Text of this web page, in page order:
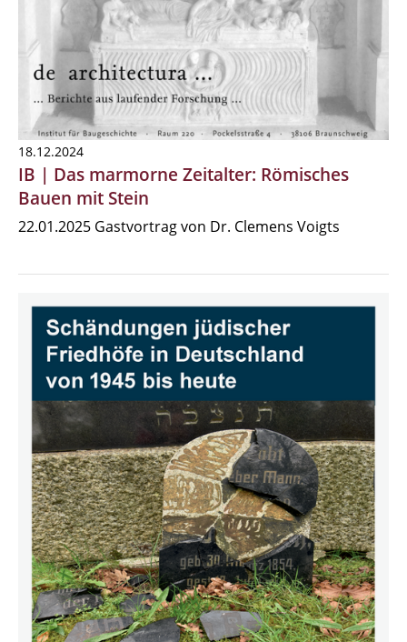
18.12.2024
IB | Das marmorne Zeitalter: Römisches
Bauen mit Stein
22.01.2025 Gastvortrag von Dr. Clemens Voigts